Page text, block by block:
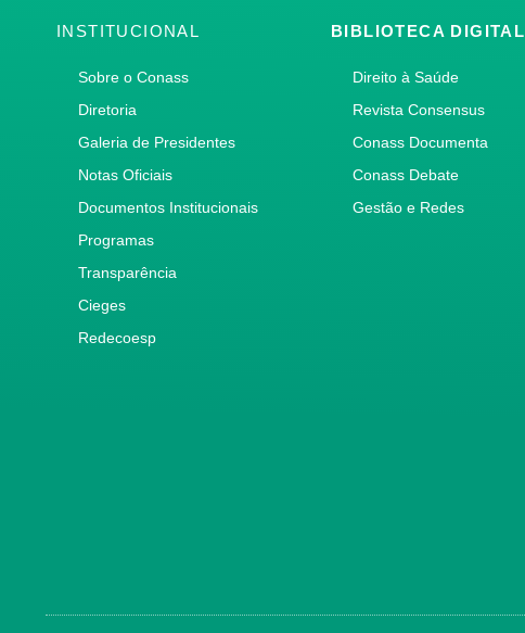
INSTITUCIONAL
Sobre o Conass
Diretoria
Galeria de Presidentes
Notas Oficiais
Documentos Institucionais
Programas
Transparência
Cieges
Redecoesp
BIBLIOTECA DIGITAL
Direito à Saúde
Revista Consensus
Conass Documenta
Conass Debate
Gestão e Redes